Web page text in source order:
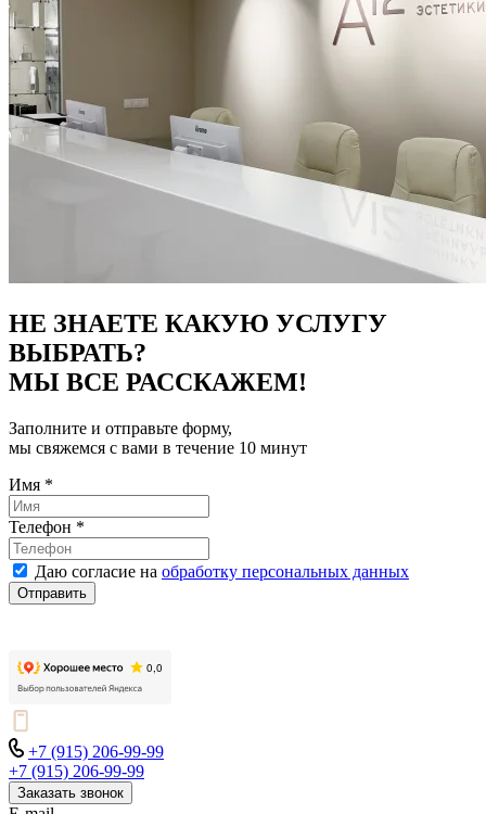
НЕ ЗНАЕТЕ КАКУЮ УСЛУГУ
ВЫБРАТЬ?
МЫ ВСЕ РАССКАЖЕМ!
Заполните и отправьте форму,
мы свяжемся с вами в течение 10 минут
Имя *
Телефон *
Даю согласие на обработку персональных данных
Отправить
+7 (915) 206-99-99
+7 (915) 206-99-99
Заказать звонок